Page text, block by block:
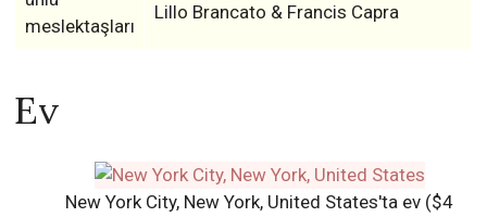
meslektaşları
Lillo Brancato & Francis Capra
Ev
New York City, New York, United States'ta ev ($4